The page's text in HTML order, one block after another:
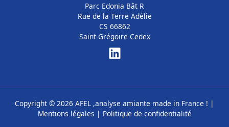
Parc Edonia Bât R
Rue de la Terre Adélie
CS 66862
Saint-Grégoire Cedex
Copyright © 2026 AFEL ,analyse amiante made in France ! |
Mentions légales | Politique de confidentialité